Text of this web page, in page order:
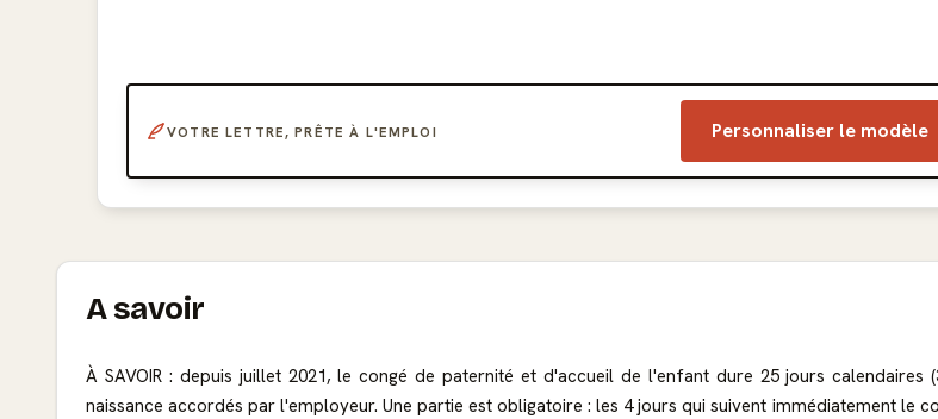
VOTRE LETTRE, PRÊTE À L'EMPLOI Personnaliser le modèle
A savoir
À SAVOIR : depuis juillet 2021, le congé de paternité et d'accueil de l'enfant dure 25 jours
naissance accordés par l'employeur. Une partie est obligatoire : les 4 jours qui suivent immédiatement le